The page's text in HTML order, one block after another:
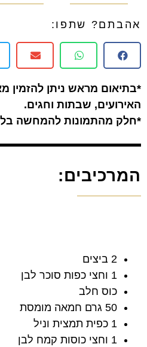
אהבתם? שתפו:
*בתיאום מראש ניתן להזמין
האירועים, שבתות וחגים.
*חלק מהתמונות להמחשה
המרכיבים:
2 ביצים
1 וחצי כפות סוכר לבן
כוס חלב
50 גרם חמאה מומסת
1 כפית תמצית וניל
1 וחצי כוסות קמח לבן